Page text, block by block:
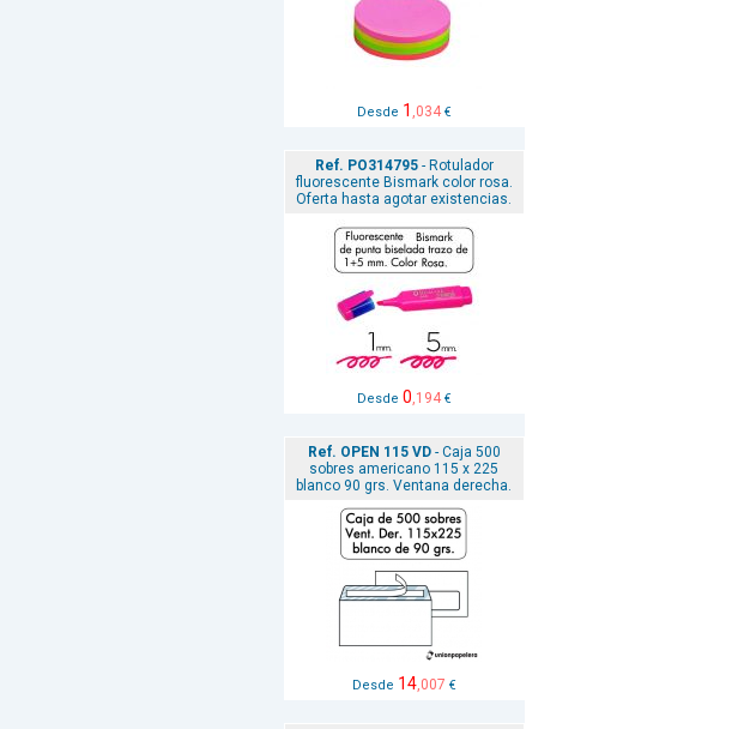
Desde 1 ,034€
Ref. PO314795- Rotulador
fluorescente Bismark color rosa.
Oferta hasta agotar existencias.
Desde 0,194€
Ref. OPEN 115 VD- Caja 500
sobres americano 115 x 225
blanco 90 grs. Ventana derecha.
Desde 14,007 €